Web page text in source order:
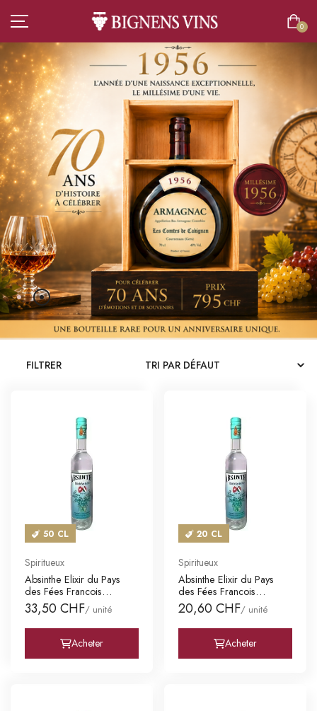
0
ACCUEIL
TOUT L’ASSORTIMENT
VINS
CHAMPAGNES
SPIRITUEUX
BIÈRES
BOISSONS SANS ALCOOL
CATALOGUES
MAGASINS
SE CONNECTER
COMMANDEZ ICI
FILTRER
50 CL
Spiritueux
Absinthe Elixir du Pays
des Fées Francois
Bezanço
33,50 CHF/ unité
Acheter
20 CL
Spiritueux
Absinthe Elixir du Pays
des Fées Francois
Bezanço
20,60 CHF/ unité
Acheter